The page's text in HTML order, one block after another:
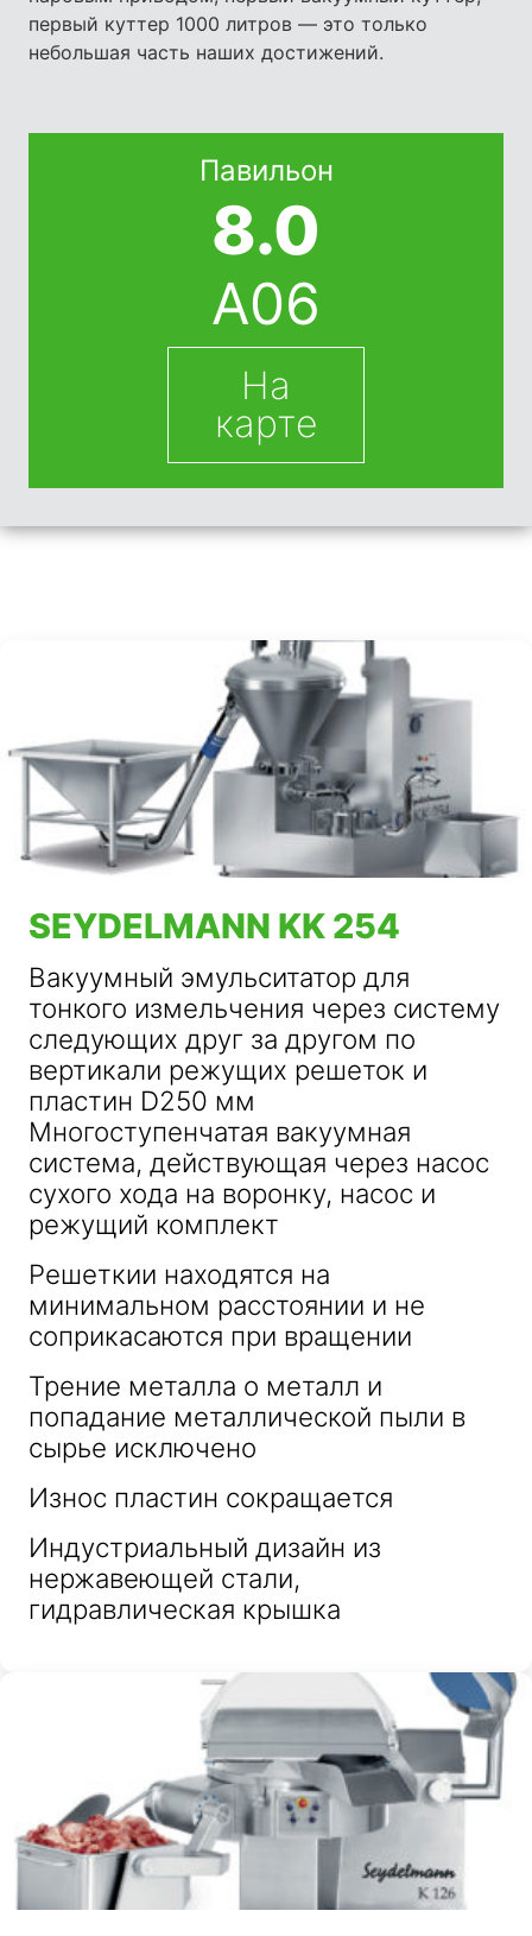
первый куттер 1000 литров — это только
небольшая часть наших достижений.
Павильон
8.0
A06
На
карте
SEYDELMANN KK 254
Вакуумный эмульситатор для
тонкого измельчения через систему
следующих друг за другом по
вертикали режущих решеток и
пластин D250 мм
Многоступенчатая вакуумная
система, действующая через насос
сухого хода на воронку, насос и
режущий комплект
Решеткии находятся на
минимальном расстоянии и не
соприкасаются при вращении
Трение металла о металл и
попадание металлической пыли в
сырье исключено
Износ пластин сокращается
Индустриальный дизайн из
нержавеющей стали,
гидравлическая крышка